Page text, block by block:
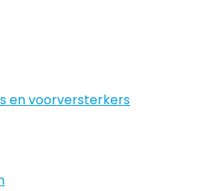
en voorversterkers